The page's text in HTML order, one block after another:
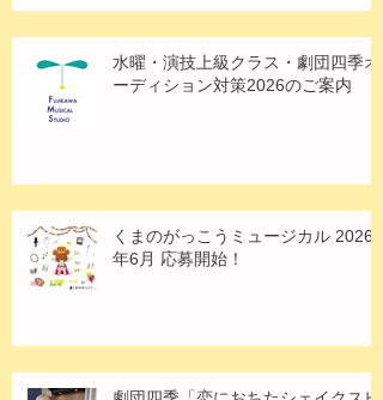
水曜・演技上級クラス・劇団四季オ
ーディション対策2026のご案内
くまのがっこうミュージカル 2026
年6月 応募開始！